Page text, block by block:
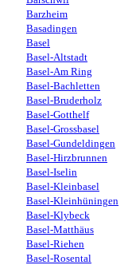
Barzheim
Basadingen
Basel
Basel-Altstadt
Basel-Am Ring
Basel-Bachletten
Basel-Bruderholz
Basel-Gotthelf
Basel-Grossbasel
Basel-Gundeldingen
Basel-Hirzbrunnen
Basel-Iselin
Basel-Kleinbasel
Basel-Kleinhüningen
Basel-Klybeck
Basel-Matthäus
Basel-Riehen
Basel-Rosental